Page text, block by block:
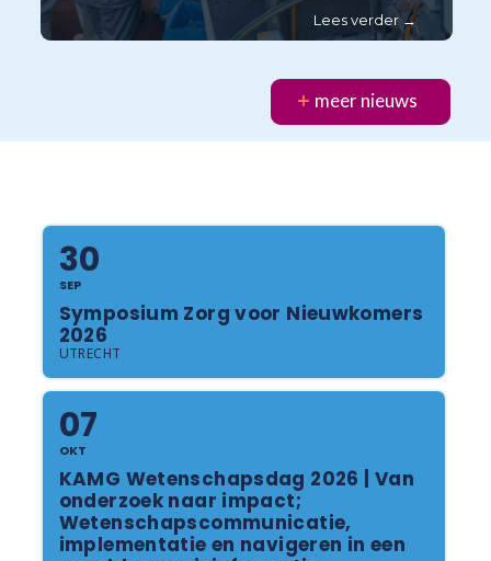
meer nieuws
30
SEP
Symposium Zorg voor Nieuwkomers
2026
UTRECHT
07
OKT
KAMG Wetenschapsdag 2026 | Van
onderzoek naar impact;
Wetenschapscommunicatie,
implementatie en navigeren in een